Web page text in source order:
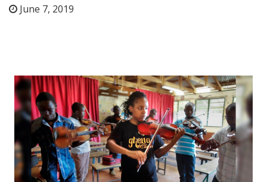
June 7, 2019